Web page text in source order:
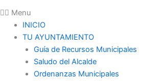
Menu
INICIO
TU AYUNTAMIENTO
Guía de Recursos Municipales
Saludo del Alcalde
Ordenanzas Municipales